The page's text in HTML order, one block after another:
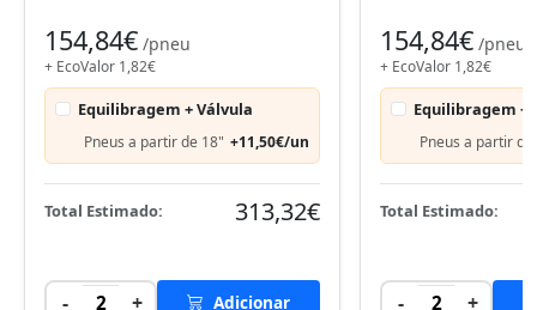
154,84€ /pneu
+ EcoValor 1,82€
Equilibragem + Válvula
Pneus a partir de 18" +11,50€/un
Total Estimado: 313,32€
- 2 + Adicionar
154,84€ /pneu
+ EcoValor 1,82€
Equilibragem +
Pneus a partir
Total Estimado:
- 2 +